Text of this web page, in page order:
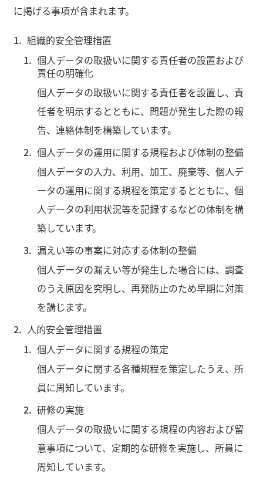
に掲げる事項が含まれます。
組織的安全管理措置
個人データの取扱いに関する責任者の設置および
責任の明確化
個人データの取扱いに関する責任者を設置し、責
任者を明示するとともに、問題が発生した際の報
告、連絡体制を構築しています。
個人データの運用に関する規程および体制の整備
個人データの入力、利用、加工、廃棄等、個人デ
ータの運用に関する規程を策定するとともに、個
人データの利用状況等を記録するなどの体制を構
築しています。
漏えい等の事案に対応する体制の整備
個人データの漏えい等が発生した場合には、調査
のうえ原因を究明し、再発防止のため早期に対策
を講じます。
人的安全管理措置
個人データに関する規程の策定
個人データに関する各種規程を策定したうえ、所
員に周知しています。
研修の実施
個人データの取扱いに関する規程の内容および留
意事項について、定期的な研修を実施し、所員に
周知しています。